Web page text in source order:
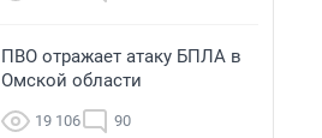
ПВО отражает атаку БПЛА в
Омской области
19 106 90